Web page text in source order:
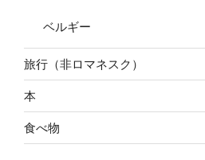
ベルギー
旅行（非ロマネスク）
本
食べ物